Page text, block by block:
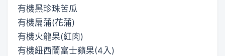
有機黑珍珠苦瓜
有機扁蒲(花蒲)
有機火龍果(紅肉)
有機紐西蘭富士蘋果(4入)